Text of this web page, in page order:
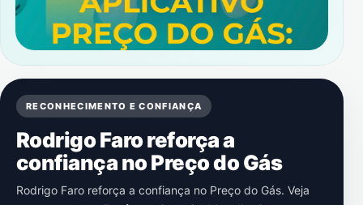
RECONHECIMENTO E CONFIANÇA
Rodrigo Faro reforça a
confiança no Preço do Gás
Rodrigo Faro reforça a confiança no Preço do Gás. Veja